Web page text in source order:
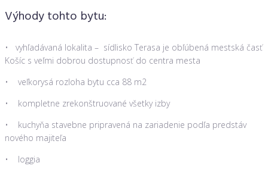
Výhody tohto bytu:
• vyhľadávaná lokalita – sídlisko Terasa je obľúbená mestská časť
Košíc s veľmi dobrou dostupnosť do centra mesta
• veľkorysá rozloha bytu cca 88 m2
• kompletne zrekonštruované všetky izby
• kuchyňa stavebne pripravená na zariadenie podľa predstáv
nového majiteľa
• loggia